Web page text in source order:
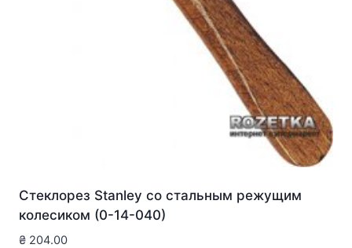
Стеклорез Stanley со стальным режущим
колесиком (0-14-040)
₴ 204.00